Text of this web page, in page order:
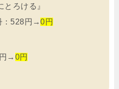
とろける』
：528円→0円
→ 0円